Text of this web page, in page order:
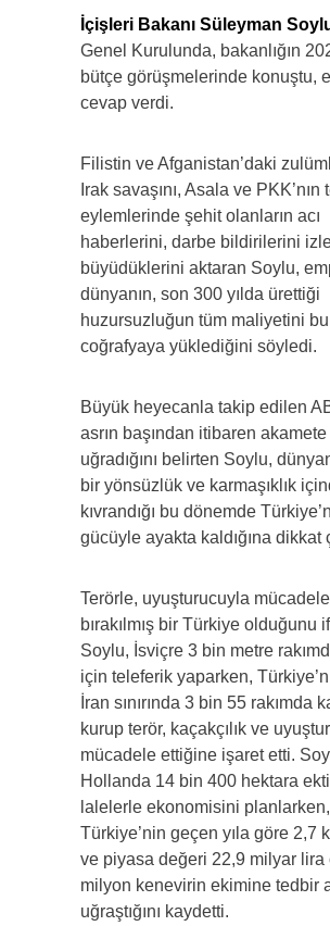
İçişleri Bakanı Süleyman
Genel Kurulunda, bakanlığın
bütçe görüşmelerinde konuştu,
cevap verdi.
Filistin ve Afganistan’daki
Irak savaşını, Asala ve PKK’nın
eylemlerinde şehit olanların acı
haberlerini, darbe bildirilerini
büyüdüklerini aktaran Soylu,
dünyanın, son 300 yılda ürettiği
huzursuzluğun tüm maliyetini bu
coğrafyaya yüklediğini söyledi.
Büyük heyecanla takip edilen
asrın başından itibaren akamete
uğradığını belirten Soylu,
bir yönsüzlük ve karmaşıklık
kıvrandığı bu dönemde
gücüyle ayakta kaldığına dikkat
Terörle, uyuşturucuyla
bırakılmış bir Türkiye olduğunu
Soylu, İsviçre 3 bin metre
için teleferik yaparken,
İran sınırında 3 bin 55 rakımda
kurup terör, kaçakçılık ve
mücadele ettiğine işaret etti.
Hollanda 14 bin 400 hektara
lalelerle ekonomisini planlarken,
Türkiye’nin geçen yıla göre 2,7
ve piyasa değeri 22,9 milyar lira
milyon kenevirin ekimine tedbir
uğraştığını kaydetti.